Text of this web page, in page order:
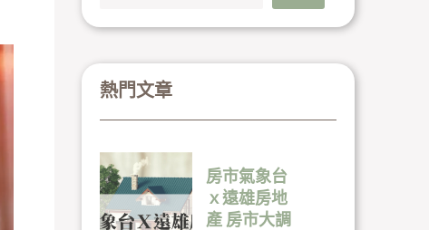
熱門文章
房市氣象台
ｘ遠雄房地
產 房市大調